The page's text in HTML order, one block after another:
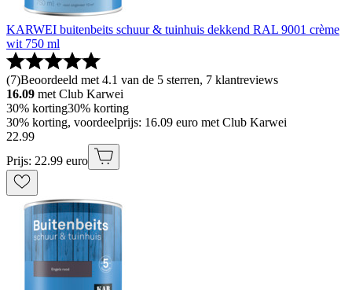
KARWEI buitenbeits schuur & tuinhuis dekkend RAL 9001 crème
wit 750 ml
(7)Beoordeeld met 4.1 van de 5 sterren, 7 klantreviews
16.09 met Club Karwei
30% korting30% korting
30% korting, voordeelprijs: 16.09 euro met Club Karwei
22.99
Prijs: 22.99 euro